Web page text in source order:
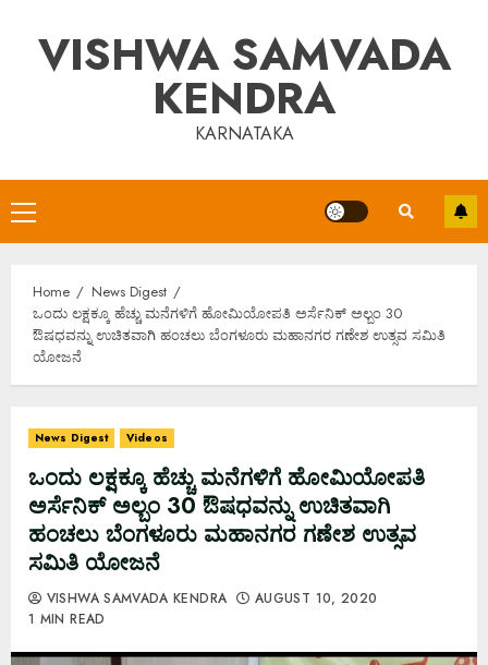
contentVISHWA SAMVADA
KENDRA
KARNATAKA
Primary
Menu
Home
News Digest
ಒಂದು ಲಕ್ಷಕ್ಕೂ ಹೆಚ್ಚು ಮನೆಗಳಿಗೆ ಹೋಮಿಯೋಪತಿ ಅರ್ಸೆನಿಕ್ ಅಲ್ಬಂ 30
ಔಷಧವನ್ನು ಉಚಿತವಾಗಿ ಹಂಚಲು ಬೆಂಗಳೂರು ಮಹಾನಗರ ಗಣೇಶ ಉತ್ಸವ ಸಮಿತಿ
ಯೋಜನೆ
News Digest Videos
ಒಂದು ಲಕ್ಷಕ್ಕೂ ಹೆಚ್ಚು ಮನೆಗಳಿಗೆ ಹೋಮಿಯೋಪತಿ
ಅರ್ಸೆನಿಕ್ ಅಲ್ಬಂ 30 ಔಷಧವನ್ನು ಉಚಿತವಾಗಿ
ಹಂಚಲು ಬೆಂಗಳೂರು ಮಹಾನಗರ ಗಣೇಶ ಉತ್ಸವ
ಸಮಿತಿ ಯೋಜನೆ
VISHWA SAMVADA KENDRA
AUGUST 10, 2020
1 MIN READ